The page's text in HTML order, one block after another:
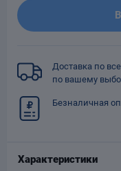
Доставка по
по вашему
Безналичная
Характеристики